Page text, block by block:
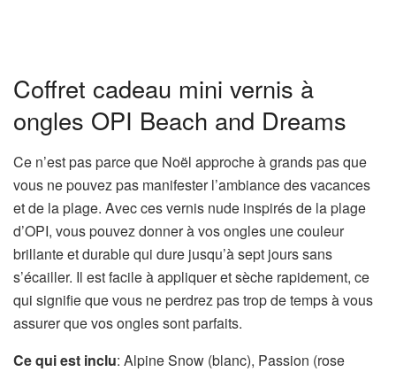
Coffret cadeau mini vernis à
ongles OPI Beach and Dreams
Ce n’est pas parce que Noël approche à grands pas que
vous ne pouvez pas manifester l’ambiance des vacances
et de la plage. Avec ces vernis nude inspirés de la plage
d’OPI, vous pouvez donner à vos ongles une couleur
brillante et durable qui dure jusqu’à sept jours sans
s’écailler. Il est facile à appliquer et sèche rapidement, ce
qui signifie que vous ne perdrez pas trop de temps à vous
assurer que vos ongles sont parfaits.
Ce qui est inclu: Alpine Snow (blanc), Passion (rose